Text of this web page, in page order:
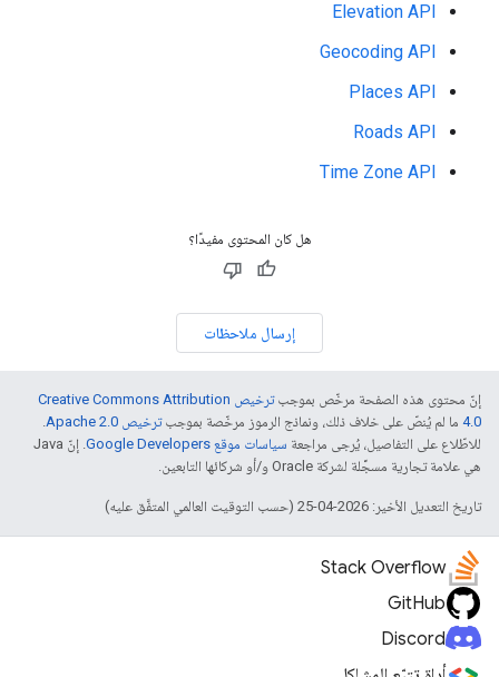
Elevation API
Geocoding API
Places API
Roads API
Time Zone API
هل كان المحتوى مفيدًا؟
إرسال ملاحظات
إنّ محتوى هذه الصفحة مرخّص بموجب
ترخيص Creative Commons Attribution
4.0‏ ما لم يُنصّ على خلاف ذلك، ونماذج الرموز مرخّصة بموجبترخيص Apache 2.0‏
.
للاطّلاع على التفاصيل، يُرجى مراجعة سياسات موقع Google Developers‏
. إنّ Java
هي علامة تجارية مسجَّلة لشركة Oracle و/أو شركائها التابعين.
تاريخ التعديل الأخير: 2026-04-25 (حسب التوقيت العالمي المتفَّق عليه)
Stack Overflow
GitHub
Discord